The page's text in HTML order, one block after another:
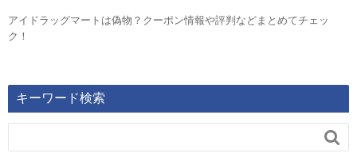
アイドラッグマートは偽物？クーポン情報や評判などまとめてチェッ
ク！
キーワード検索
